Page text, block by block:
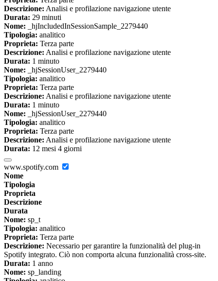
Descrizione: Analisi e profilazione navigazione utente
Durata: 29 minuti
Nome: _hjIncludedInSessionSample_2279440
Tipologia: analitico
Proprieta: Terza parte
Descrizione: Analisi e profilazione navigazione utente
Durata: 1 minuto
Nome: _hjSessionUser_2279440
Tipologia: analitico
Proprieta: Terza parte
Descrizione: Analisi e profilazione navigazione utente
Durata: 1 minuto
Nome: _hjSessionUser_2279440
Tipologia: analitico
Proprieta: Terza parte
Descrizione: Analisi e profilazione navigazione utente
Durata: 12 mesi 4 giorni
www.spotify.com
Nome
Tipologia
Proprieta
Descrizione
Durata
Nome: sp_t
Tipologia: analitico
Proprieta: Terza parte
Descrizione: Necessario per garantire la funzionalità del plug-in
Spotify integrato. Ciò non comporta alcuna funzionalità cross-site.
Durata: 1 anno
Nome: sp_landing